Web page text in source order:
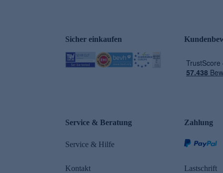
Sicher einkaufen
Service & Beratung
Service & Hilfe
Kontakt
Zahlung
Lastschrift